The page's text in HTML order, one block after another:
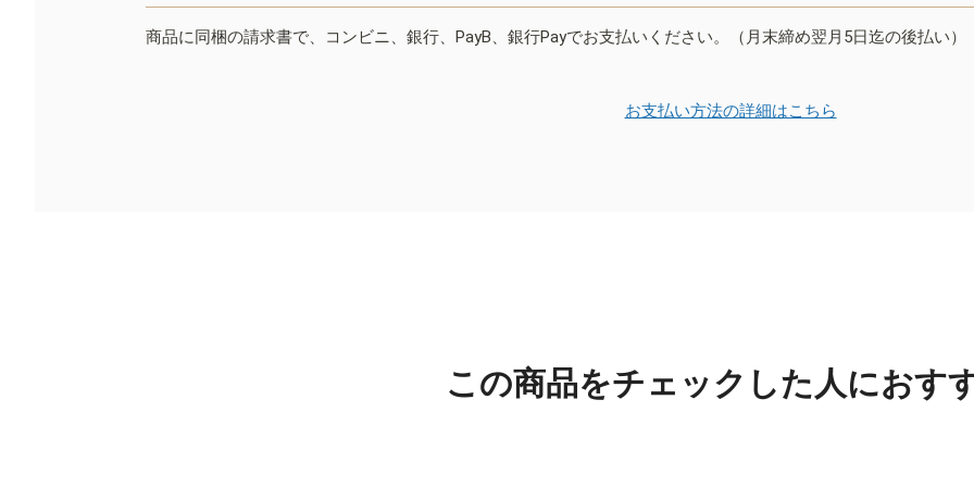
商品に同梱の請求書で、コンビニ、銀行、PayB、銀行Payでお支払いください。（月末締め翌月5日迄の後払い）
お支払い方法の詳細はこちら
この商品をチェックした人におす